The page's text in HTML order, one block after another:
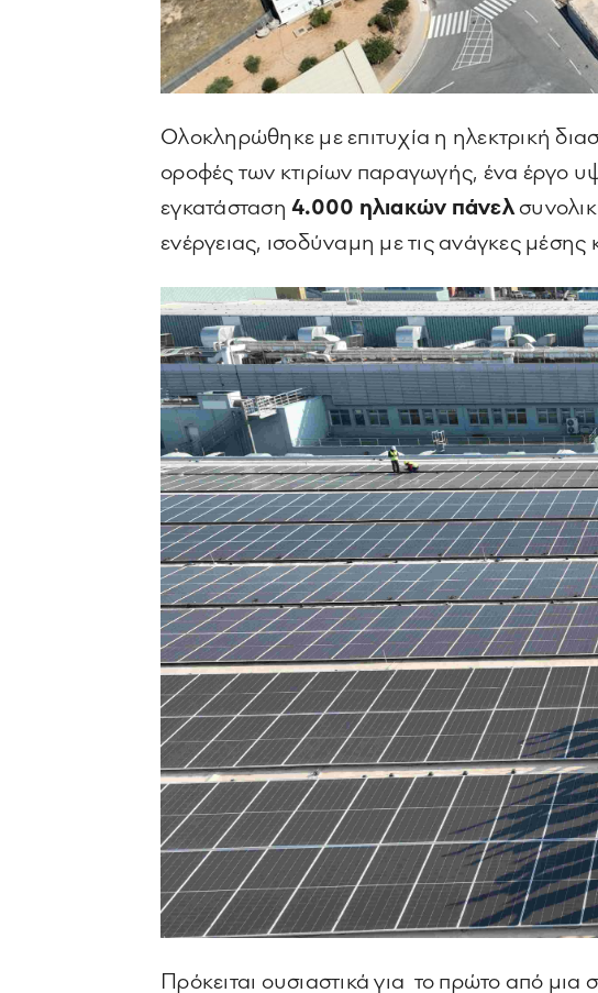
Ολοκληρώθηκε με επιτυχία η ηλεκτρική
οροφές των κτιρίων παραγωγής, ένα έργο
εγκατάσταση 4.000 ηλιακών πάνελ
ενέργειας, ισοδύναμη με τις ανάγκες
Πρόκειται ουσιαστικά για το πρώτο από